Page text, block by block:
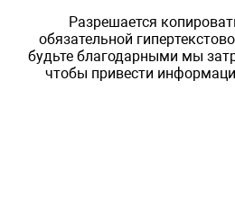
Разрешается
обязательной
будьте благодарными мы
чтобы привести